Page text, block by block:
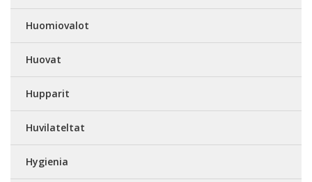
Huomiovalot
Huovat
Hupparit
Huvilateltat
Hygienia